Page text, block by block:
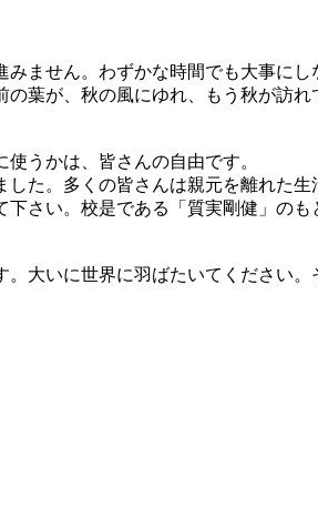
ません。わずかな時間でも大事にし
葉が、秋の風にゆれ、もう秋が訪れ
うかは、皆さんの自由です。
た。多くの皆さんは親元を離れた
さい。校是である「質実剛健」の
大いに世界に羽ばたいてください